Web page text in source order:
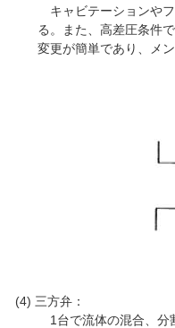
キャビテーションや
る。また、高差圧条件
変更が簡単であり、メ
三方弁：
1台で流体の混合、分